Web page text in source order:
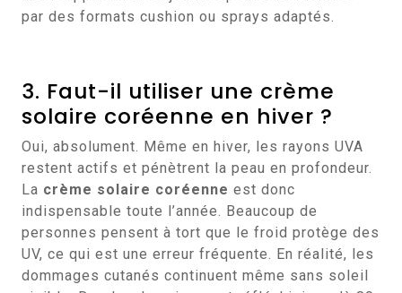
par des formats cushion ou sprays adaptés.
3. Faut-il utiliser une crème
solaire coréenne en hiver ?
Oui, absolument. Même en hiver, les rayons UVA
restent actifs et pénètrent la peau en profondeur.
La crème solaire coréenne est donc
indispensable toute l’année. Beaucoup de
personnes pensent à tort que le froid protège des
UV, ce qui est une erreur fréquente. En réalité, les
dommages cutanés continuent même sans soleil